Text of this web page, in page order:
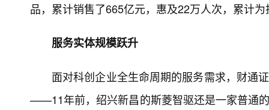
品，累计销售了665亿元，惠及22万人次，累计
服务实体规模跃升
面对科创企业全生命周期的服务需求，财通
——11年前，绍兴新昌的斯菱智驱还是一家普通